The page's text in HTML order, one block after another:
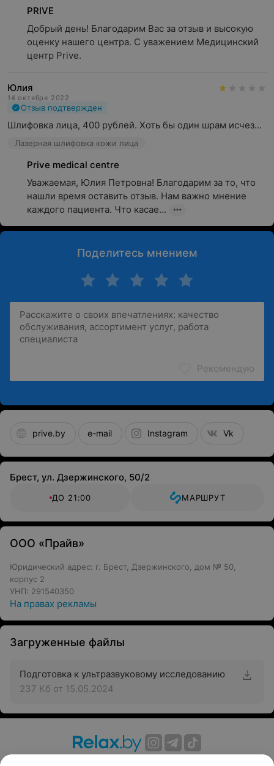
PRIVE
Добрый день! Благодарим Вас за отзыв и высокую
оценку нашего центра. С уважением Медицинский
центр Prive.
Юлия
14 октября 2022
Отзыв подтвержден
Шлифовка лица, 400 рублей. Хоть бы один шрам исчез...
Лазерная шлифовка кожи лица
Prive medical centre
Уважаемая, Юлия Петровна! Благодарим за то, что
нашли время оставить отзыв. Нам важно мнение
каждого пациента. Что касае...
Поделитесь мнением
Рекомендую
prive.by e-mail Instagram Vk
Брест, ул. Дзержинского, 50/2
ДО 21:00 МАРШРУТ
ООО «Прайв»
Юридический адрес: г. Брест, Дзержинского, дом № 50,
корпус 2
УНП: 291540350
На правах рекламы
Загруженные файлы
Подготовка к ультразвуковому исследованию
237 Кб от 15.05.2024